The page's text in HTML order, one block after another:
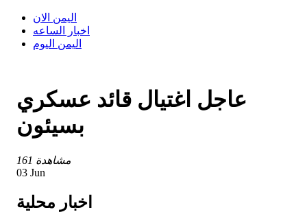
اليمن الان
اخبار الساعه
اليمن اليوم
عاجل اغتيال قائد عسكري
بسيئون
161 مشاهدة
03 Jun
اخبار محلية